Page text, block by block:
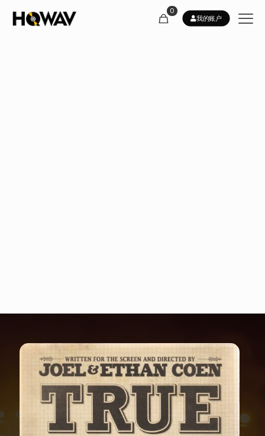
0
我的账户